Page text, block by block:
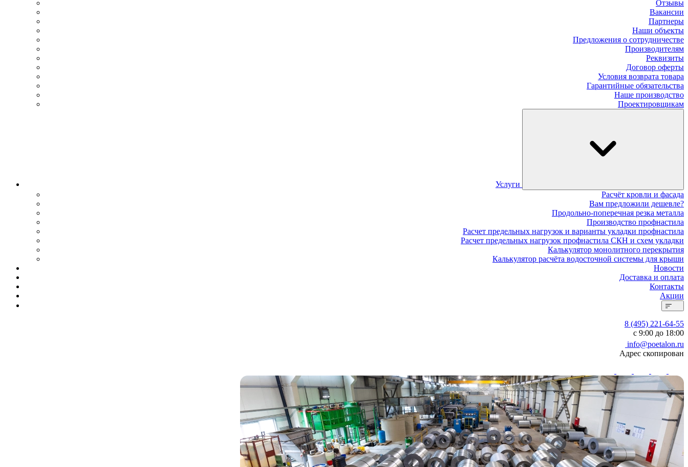
Отзывы
Вакансии
Партнеры
Наши объекты
Предложения о сотрудничестве
Производителям
Реквизиты
Договор оферты
Условия возврата товара
Гарантийные обязательства
Наше производство
Проектировщикам
Услуги
Расчёт кровли и фасада
Вам предложили дешевле?
Продольно-поперечная резка металла
Производство профнастила
Расчет предельных нагрузок и варианты укладки профнастила
Расчет предельных нагрузок профнастила СКН и схем укладки
Калькулятор монолитного перекрытия
Калькулятор расчёта водосточной системы для крыши
Новости
Доставка и оплата
Контакты
Акции
8 (495) 221-64-55
с 9:00 до 18:00
info@poetalon.ru
Адрес скопирован